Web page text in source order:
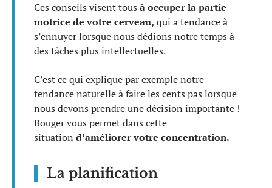
Ces conseils visent tous à occuper la partie
motrice de votre cerveau, qui a tendance à
s’ennuyer lorsque nous dédions notre temps à
des tâches plus intellectuelles.
C’est ce qui explique par exemple notre
tendance naturelle à faire les cents pas lorsque
nous devons prendre une décision importante !
Bouger vous permet dans cette
situation d’améliorer votre concentration.
La planification